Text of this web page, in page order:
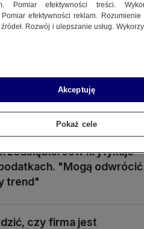
19 wygasa". Najnowsze
cen
każdej złotówki. Rząd
za umowy zlecenia
krytykuje
"Mogą odwrócić
trend"
czy firma jest
Pomiar efektywności treści.
efektywności reklam.
Rozwój i ulepszanie usług.
Akceptuję
Pokaż cele